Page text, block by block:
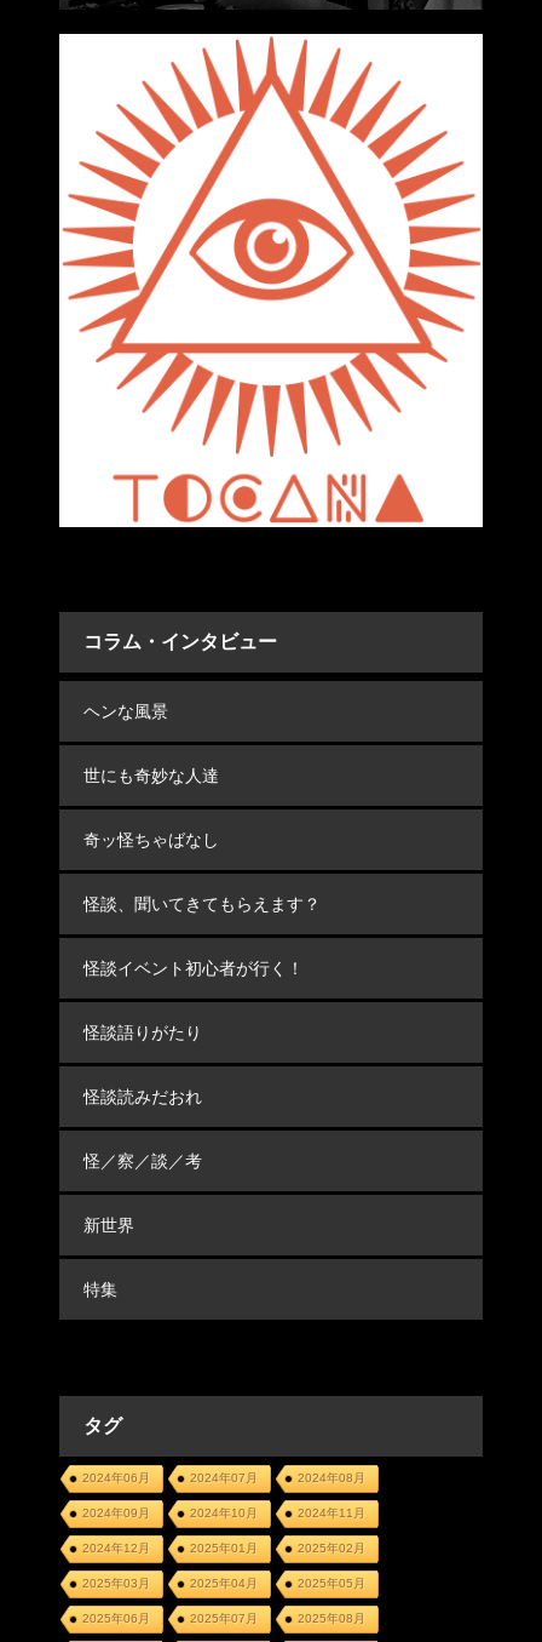
コラム・インタビュー
ヘンな風景
世にも奇妙な人達
奇ッ怪ちゃばなし
怪談、聞いてきてもらえます？
怪談イベント初心者が行く！
怪談語りがたり
怪談読みだおれ
怪／察／談／考
新世界
特集
タグ
2024年06月 2024年07月 2024年08月
2024年09月 2024年10月 2024年11月
2024年12月 2025年01月 2025年02月
2025年03月 2025年04月 2025年05月
2025年06月 2025年07月 2025年08月